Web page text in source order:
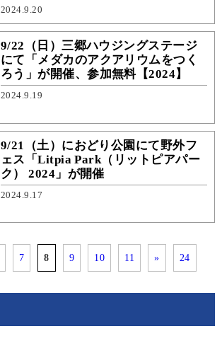
2024.9.20
9/22（日）三郷ハウジングステージ
にて「メダカのアクアリウムをつく
ろう」が開催、参加無料【2024】
2024.9.19
9/21（土）におどり公園にて野外フ
ェス「Litpia Park（リットピアパー
ク） 2024」が開催
2024.9.17
7 8 9 10 11 » 24